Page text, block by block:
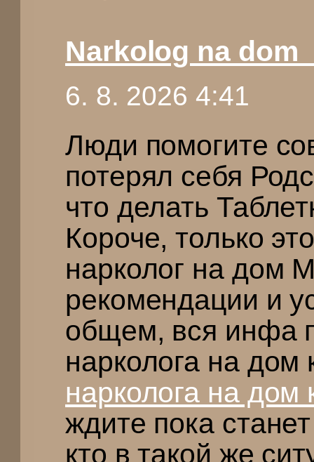
Narkolog na
6. 8. 2026 4:41
Люди помогите
потерял себя
что делать
Короче, только
нарколог на дом
рекомендации и
общем, вся инфа
нарколога на дом
нарколога на дом
ждите пока
кто в такой же